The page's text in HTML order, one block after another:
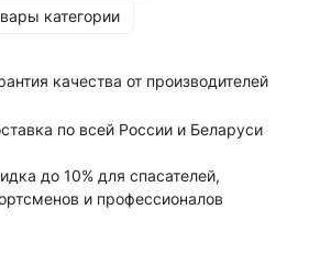
категории
качества от производителей
по всей России и Беларуси
до 10% для спасателей,
и профессионалов